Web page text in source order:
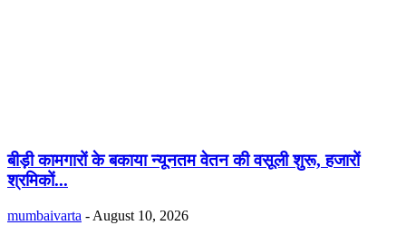
बीड़ी कामगारों के बकाया न्यूनतम वेतन की वसूली शुरू, हजारों
श्रमिकों...
mumbaivarta - August 10, 2026